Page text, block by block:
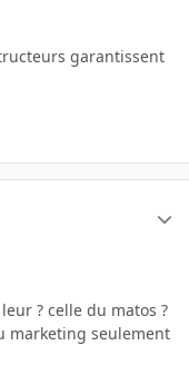
garantissent
? celle du matos ?
marketing seulement